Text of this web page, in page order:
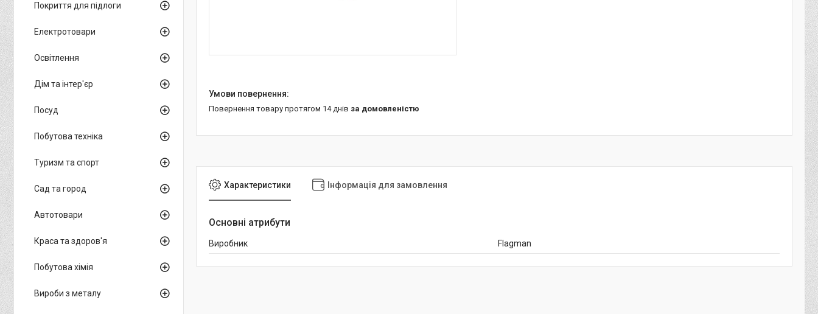
повернення товару протягом 14 днів за домовленістю
Характеристики Інформація для замовлення
Основні атрибути
Виробник Flagman
Покриття для підлоги
Електротовари
Освітлення
Дім та інтер'єр
Посуд
Побутова техніка
Туризм та спорт
Сад та город
Автотовари
Краса та здоров'я
Побутова хімія
Вироби з металу